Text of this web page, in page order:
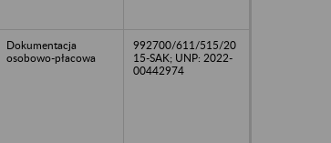
Dokumentacja
osobowo-płacowa
992700/611/515/20
15-SAK; UNP: 2022-
00442974